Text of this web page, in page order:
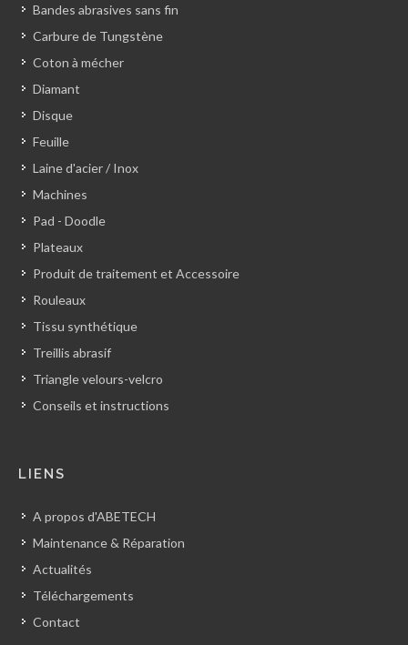
Bandes abrasives sans fin
Carbure de Tungstène
Coton à mécher
Diamant
Disque
Feuille
Laine d'acier / Inox
Machines
Pad - Doodle
Plateaux
Produit de traitement et Accessoire
Rouleaux
Tissu synthétique
Treillis abrasif
Triangle velours-velcro
Conseils et instructions
LIENS
A propos d'ABETECH
Maintenance & Réparation
Actualités
Téléchargements
Contact